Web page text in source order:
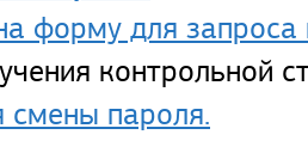
форму для запроса
контрольной
смены пароля.